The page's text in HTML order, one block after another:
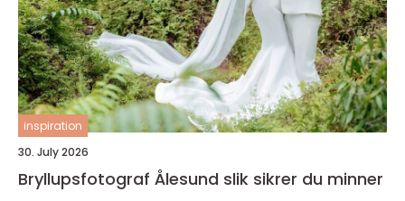
inspiration
30. July 2026
Bryllupsfotograf Ålesund slik sikrer du minner